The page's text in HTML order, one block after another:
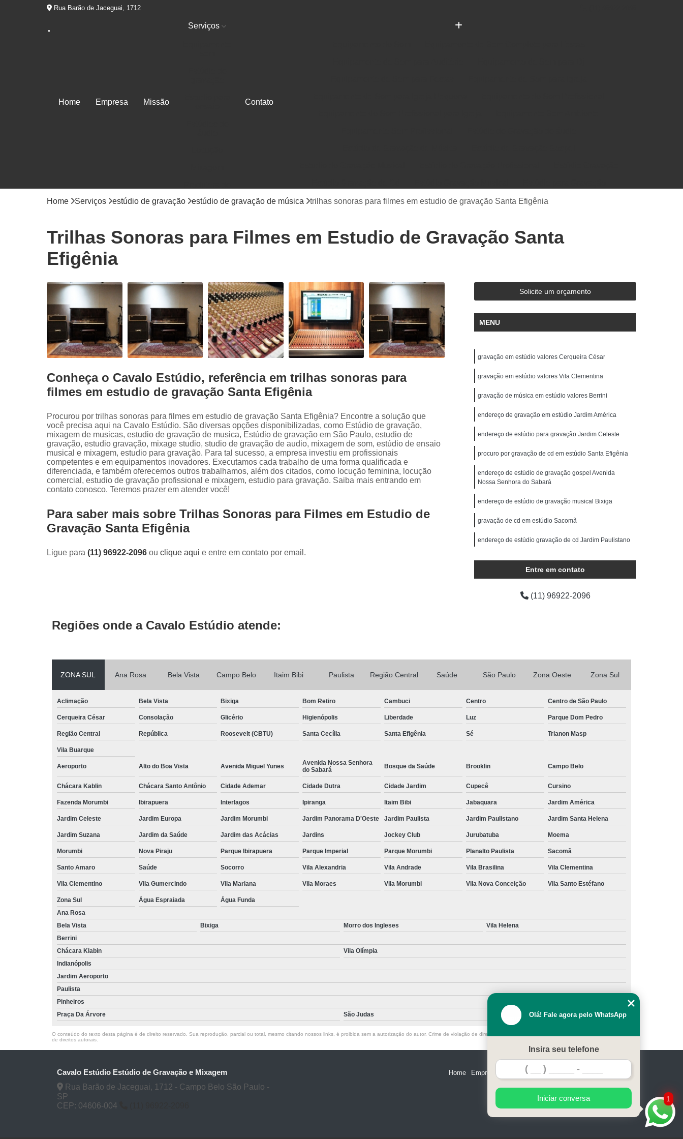
Rua Barão de Jaceguai, 1712
Home Empresa Missão
Serviços
Contato
Gravação de Cd em Estúdio
Gravação de Música em Estúdio
Gravação em Estúdio
Trilhas Sonoras para Filmes em Estudio de Gravação
Ensaio em Estúdio de Música
Estúdio Ensaio de Musicas
Estúdio Ensaio Musical
Estúdio para Ensaio de Bandas
Estúdio para Ensaio Musical
Estúdios de Ensaios Musicais
Estúdios para Ensaios Musicais de Banda
Sala de Ensaio Musical
Edição de Audio
Edição de Audio para Podcast
Estúdio áudio
Estúdio de áudio
Estúdio de Audiobook
Estudio Gravação áudio
Gravação áudio
Gravação de áudio
Gravação de Audiobook Gravação de Podcast
Gravadora áudio
Gravar Audiobook Estúdio de Locução
Locução de Rádio
Locução em Off Locução Feminina
Locução para Comercial
Locução para Propaganda
Locução Profissional
Locução Promocional
Serviço de Locução
Mixagem de áudio
Mixagem de Músicas
Produção áudio
Produtora de áudio Estudio
Produtora de áudio Publicidade
Produtora de Som
Produtora Som
Home Serviços estúdio de gravação estúdio de gravação de música trilhas sonoras para filmes em estudio de gravação Santa Efigênia
Trilhas Sonoras para Filmes em Estudio de Gravação Santa
Efigênia
Conheça o Cavalo Estúdio, referência em trilhas sonoras para
filmes em estudio de gravação Santa Efigênia
Procurou por trilhas sonoras para filmes em estudio de gravação Santa Efigênia? Encontre a solução que
você precisa aqui na Cavalo Estúdio. São diversas opções disponibilizadas, como Estúdio de gravação,
mixagem de musicas, estudio de gravação de musica, Estúdio de gravação em São Paulo, estudio de
gravação, estudio gravação, mixage studio, studio de gravação de audio, mixagem de som, estúdio de ensaio
musical e mixagem, estudio para gravação. Para tal sucesso, a empresa investiu em profissionais
competentes e em equipamentos inovadores. Executamos cada trabalho de uma forma qualificada e
diferenciada, e também oferecemos outros trabalhamos, além dos citados, como locução feminina, locução
comercial, estudio de gravação profissional e mixagem, estudio para gravação. Saiba mais entrando em
contato conosco. Teremos prazer em atender você!
Para saber mais sobre Trilhas Sonoras para Filmes em Estudio de
Gravação Santa Efigênia
Ligue para (11) 96922-2096 ou clique aqui e entre em contato por email.
Solicite um orçamento
MENU
gravação em estúdio valores Cerqueira César
gravação em estúdio valores Vila Clementina
gravação de música em estúdio valores Berrini
endereço de gravação em estúdio Jardim América
endereço de estúdio para gravação Jardim Celeste
procuro por gravação de cd em estúdio Santa Efigênia
endereço de estúdio de gravação gospel Avenida
Nossa Senhora do Sabará
endereço de estúdio de gravação musical Bixiga
gravação de cd em estúdio Sacomã
endereço de estúdio gravação de cd Jardim Paulistano
Entre em contato
(11) 96922-2096
Regiões onde a Cavalo Estúdio atende:
ZONA SUL Ana Rosa Bela Vista Campo Belo Itaim Bibi Paulista Região Central Saúde São Paulo Zona Oeste Zona Sul
Aclimação Bela Vista Bixiga Bom Retiro Cambuci Centro Centro de São Paulo
Cerqueira César Consolação Glicério Higienópolis Liberdade Luz Parque Dom Pedro
Região Central República Roosevelt (CBTU) Santa Cecília Santa Efigênia Sé Trianon Masp
Vila Buarque
Aeroporto Alto do Boa Vista Avenida Miguel Yunes
Avenida Nossa Senhora
do Sabará
Bosque da Saúde Brooklin Campo Belo
Chácara Kablin Chácara Santo Antônio Cidade Ademar Cidade Dutra Cidade Jardim Cupecê Cursino
Fazenda Morumbi Ibirapuera Interlagos Ipiranga Itaim Bibi Jabaquara Jardim América
Jardim Celeste Jardim Europa Jardim Morumbi Jardim Panorama D'Oeste Jardim Paulista Jardim Paulistano Jardim Santa Helena
Jardim Suzana Jardim da Saúde Jardim das Acácias Jardins Jockey Club Jurubatuba Moema
Morumbi Nova Piraju Parque Ibirapuera Parque Imperial Parque Morumbi Planalto Paulista Sacomã
Santo Amaro Saúde Socorro Vila Alexandria Vila Andrade Vila Brasilina Vila Clementina
Vila Clementino Vila Gumercindo Vila Mariana Vila Moraes Vila Morumbi Vila Nova Conceição Vila Santo Estéfano
Zona Sul Água Espraiada
Água Funda
Ana Rosa
Bela Vista
Bixiga Morro dos Ingleses
Vila Helena
Berrini
Chácara Klabin
Vila Olímpia
Indianópolis
Jardim Aeroporto
Paulista
Pinheiros
Praça Da Árvore
São Judas
O conteúdo do texto desta página é de direito reservado. Sua reprodução, parcial ou total, mesmo citando nossos links, é proibida sem a autorização do autor. Crime de violação de direito autoral – artigo 184 do Código Penal –
de direitos autorais
Cavalo Estúdio Estúdio de Gravação e Mixagem
Rua Barão de Jaceguai, 1712 - Campo Belo São Paulo -
SP
CEP: 04606-004
Home Empresa Serviços Contato Mapa do site
1
Olá! Fale agora pelo WhatsApp
Insira seu telefone
Iniciar conversa